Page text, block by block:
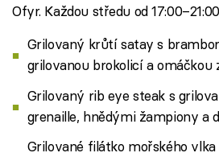
Ofyr. Každou středu od
Grilovaný krůtí satay s
grilovanou brokolicí a omáčkou
Grilovaný rib eye steak s
grenaille, hnědými žampiony a
Grilované filátko mořského